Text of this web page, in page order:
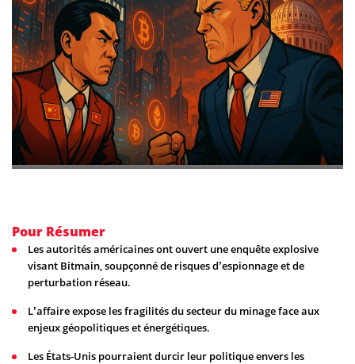
Pour Résumer
Les autorités américaines ont ouvert une enquête explosive
visant Bitmain, soupçonné de risques d’espionnage et de
perturbation réseau.
L’affaire expose les fragilités du secteur du minage face aux
enjeux géopolitiques et énergétiques.
Les États-Unis pourraient durcir leur politique envers les